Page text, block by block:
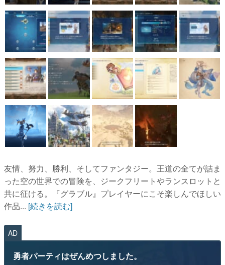
友情、努力、勝利、そしてファンタジー。王道の全てが詰ま
った空の世界での冒険を、ジークフリートやランスロットと
共に征ける。『グラブル』プレイヤーにこそ楽しんでほしい
作品... [続きを読む]
AD
勇者パーティはぜんめつしました。